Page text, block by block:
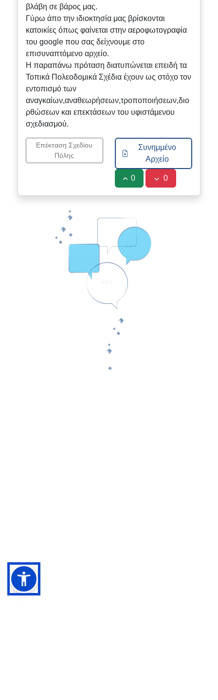
βλάβη σε βάρος μας.
Γύρω άπο την ιδιοκτησία μας βρίσκονται
κατοικίες όπως φαίνεται στην αεροφωτογραφία
του google που σας δείχνουμε στο
επισυναπτόμενο αρχείο.
Η παραπάνω πρόταση διατυπώνεται επειδή τα
Τοπικά Πολεοδομικά Σχέδια έχουν ως στόχο τον
εντοπισμό των
αναγκαίων,αναθεωρήσεων,τροποποιήσεων,διο
ρθώσεων και επεκτάσεων του υφιστάμενου
σχεδιασμού.
Επέκταση Σχεδίου
Πόλης
Συνημμένο
Αρχείο
0 0